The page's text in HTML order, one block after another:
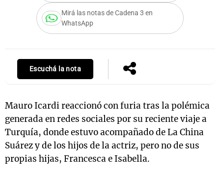
Mirá las notas de Cadena 3 en
WhatsApp
Escuchá la nota
Mauro Icardi reaccionó con furia tras la polémica
generada en redes sociales por su reciente viaje a
Turquía, donde estuvo acompañado de La China
Suárez y de los hijos de la actriz, pero no de sus
propias hijas, Francesca e Isabella.
Notas
Notas
La Sole en